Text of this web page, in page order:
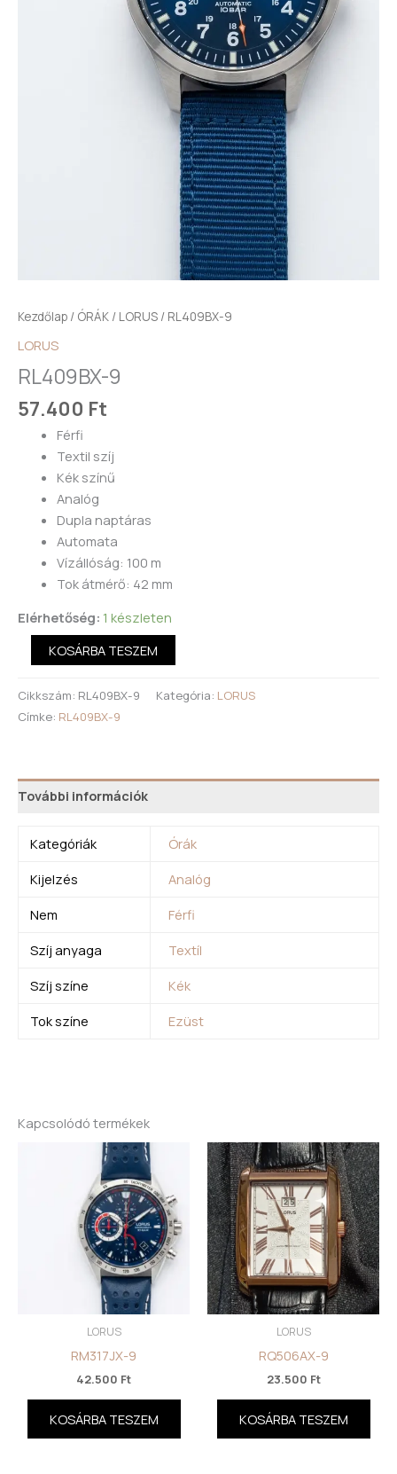
Kezdőlap / ÓRÁK / LORUS / RL409BX-9
LORUS
RL409BX-9
57.400 Ft
Férfi
Textil szíj
Kék színű
Analóg
Dupla naptáras
Automata
Vízállóság: 100 m
Tok átmérő: 42 mm
Elérhetőség: 1 készleten
KOSÁRBA TESZEM
Cikkszám: RL409BX-9 Kategória: LORUS
Címke: RL409BX-9
További információk
Kategóriák
Órák
Kijelzés
Analóg
Nem
Férfi
Szíj anyaga
Textíl
Szíj színe
Kék
Tok színe
Ezüst
Kapcsolódó termékek
LORUS
RM317JX-9
42.500 Ft
KOSÁRBA TESZEM
LORUS
RQ506AX-9
23.500 Ft
KOSÁRBA TESZEM